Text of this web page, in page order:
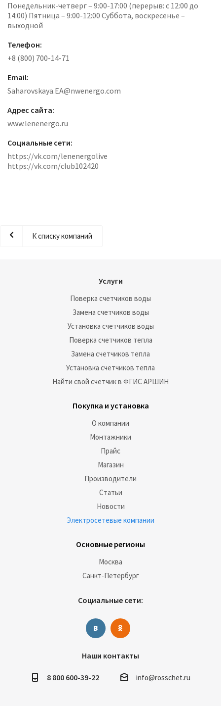
Понедельник-четверг – 9:00-17:00 (перерыв: с 12:00 до
14:00) Пятница – 9:00-12:00 Суббота, воскресенье –
выходной
Телефон:
+8 (800) 700-14-71
Email:
Saharovskaya.EA@nwenergo.com
Адрес сайта:
www.lenenergo.ru
Социальные сети:
https://vk.com/lenenergolive
https://vk.com/club102420
К списку компаний
Услуги
Поверка счетчиков воды
Замена счетчиков воды
Установка счетчиков воды
Поверка счетчиков тепла
Замена счетчиков тепла
Установка счетчиков тепла
Найти свой счетчик в ФГИС АРШИН
Покупка и установка
О компании
Монтажники
Прайс
Магазин
Производители
Статьи
Новости
Электросетевые компании
Основные регионы
Москва
Санкт-Петербург
Социальные сети:
Наши контакты
8 800 600-39-22 info@rosschet.ru